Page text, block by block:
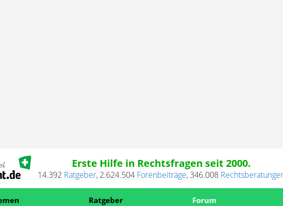
Erste Hilfe in Rechtsfragen seit 2000.
14.392 Ratgeber, 2.624.504 Forenbeiträge,346.008
Ratgeber Forum